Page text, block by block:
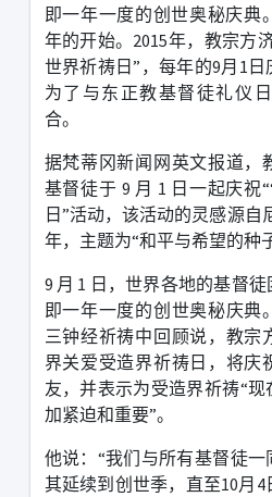
即一年一度的创世奥秘庆典
年的开始。 2015年，教宗方
世界祈祷日” ，每年的9月 1 日
为了与东正教基督徒礼仪
合。
据梵蒂冈新闻网英文报道，
基督徒于 9 月 1 日一起庆祝“
日”活动，该活动的灵感源自
年，主题为“和平与希望的种
9 月 1 日，世界各地的基督徒
即一年一度的创世奥秘庆典
三钟经祈祷中回顾说，教宗
界关爱受造界祈祷日，将庆
友，并表示为受造界祈祷“现
加紧迫和重要”。
他说： “我们与所有基督徒
其延续到创世季，直至10月 4